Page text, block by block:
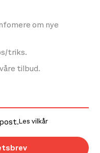
om nye
triks.
tilbud.
Les vilkår